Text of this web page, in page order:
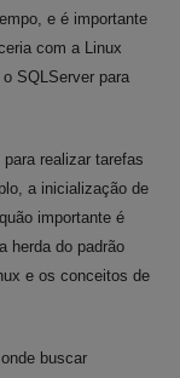
e é importante
com a Linux
SQLServer para
realizar tarefas
a inicialização de
importante é
herda do padrão
e os conceitos de
buscar